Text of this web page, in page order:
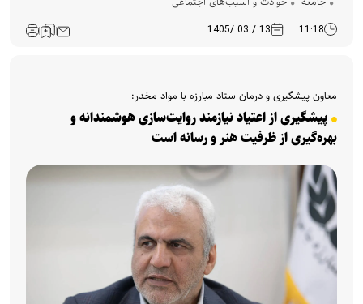
11:18
13 / 03 /1405
معاون پیشگیری و درمان ستاد مبارزه با مواد مخدر:
پیشگیری از اعتیاد نیازمند روایت‌سازی هوشمندانه و
بهره‌گیری از ظرفیت هنر و رسانه است